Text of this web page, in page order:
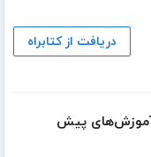
دریافت از کتابراه
آموزش‌های پیش